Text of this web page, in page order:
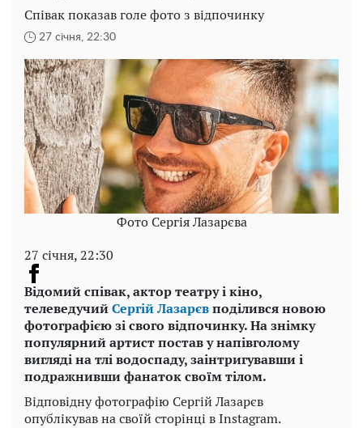
Співак показав голе фото з відпочинку
27 січня, 22:30
Фото Сергія Лазарєва
27 січня, 22:30
Відомий співак, актор театру і кіно,
телеведучийСергій Лазарєвподілився новою
фотографією зі свого відпочинку. На знімку
популярний артист постав у напівголому
вигляді на тлі водоспаду, заінтригувавши і
подражнивши фанаток своїм тілом.
Відповідну фотографію Сергій Лазарєв
опублікував на своїй сторінці в Instagram.